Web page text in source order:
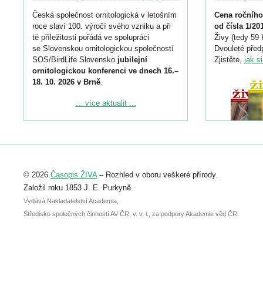
Česká společnost ornitologická v letošním
roce slaví 100. výročí svého vzniku a při
té příležitosti pořádá ve spolupráci
se Slovenskou ornitologickou společností
SOS/BirdLife Slovensko jubilejní
ornitologickou konferenci ve dnech 16.–
18. 10. 2026 v Brně.
Podrobnější informace ke konferenci
Registrovat se můžete do 6. září.
abstraktu přihlášené přednášky nebo
posteru je už 30. června.
... více aktualit ...
Cena
od čísla 1/
Živy (tedy 59
Dvouleté
Zjistěte, jak
© 2026 Časopis ŽIVA– Rozhled v oboru veškeré přírody.
Založil roku 1853 J. E. Purkyně.
Vydává Nakladatelství Academia,
Středisko společných činností AV ČR, v. v. i., za podpory Akademie věd ČR.